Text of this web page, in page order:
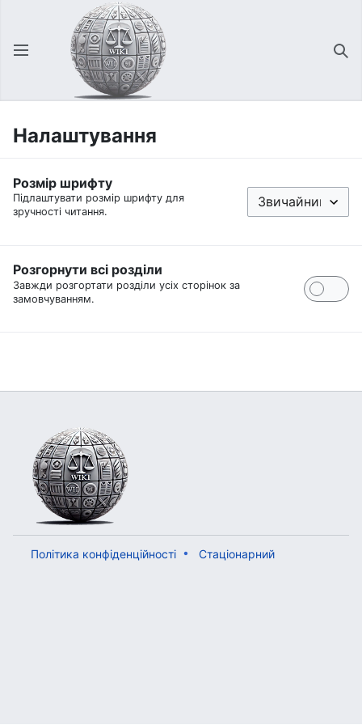
Відкрити головне меню
Налаштування
Розмір шрифту
Підлаштувати розмір шрифту для
зручності читання.
Розгорнути всі розділи
Завжди розгортати розділи усіх сторінок за
замовчуванням.
Політика конфіденційності Стаціонарний